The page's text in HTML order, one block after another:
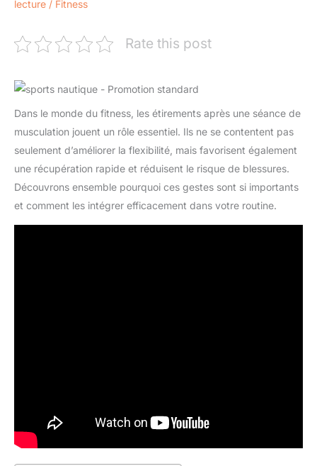
lecture / Fitness
Rate this post
Dans le monde du fitness, les étirements après une séance de
musculation jouent un rôle essentiel. Ils ne se contentent pas
seulement d’améliorer la flexibilité, mais favorisent également
une récupération rapide et réduisent le risque de blessures.
Découvrons ensemble pourquoi ces gestes sont si importants
et comment les intégrer efficacement dans votre routine.